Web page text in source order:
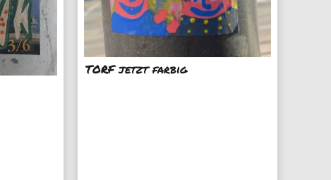
TORF jetzt farbig